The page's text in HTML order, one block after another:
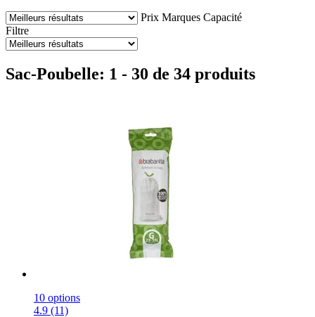
Prix Marques Capacité
Filtre
Sac-Poubelle: 1 - 30 de 34 produits
10 options
4.9 (11)